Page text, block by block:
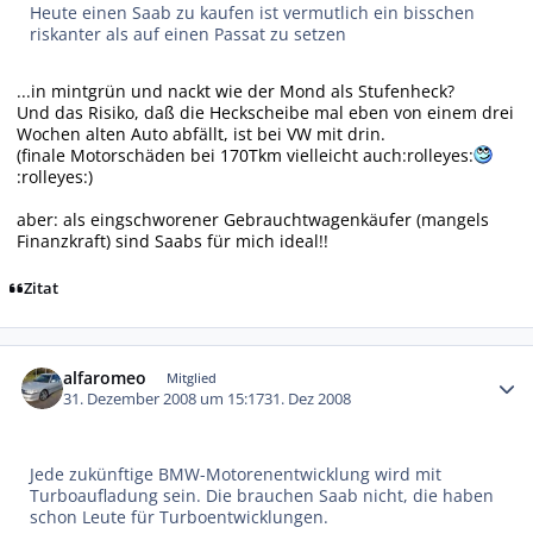
Heute einen Saab zu kaufen ist vermutlich ein bisschen
riskanter als auf einen Passat zu setzen
...in mintgrün und nackt wie der Mond als Stufenheck?
Und das Risiko, daß die Heckscheibe mal eben von einem drei
Wochen alten Auto abfällt, ist bei VW mit drin.
(finale Motorschäden bei 170Tkm vielleicht auch:rolleyes:
:rolleyes:)
aber: als eingschworener Gebrauchtwagenkäufer (mangels
Finanzkraft) sind Saabs für mich ideal!!
Zitat
alfaromeo Mitglied
31. Dezember 2008 um 15:1731. Dez 2008
Jede zukünftige BMW-Motorenentwicklung wird mit
Turboaufladung sein. Die brauchen Saab nicht, die haben
schon Leute für Turboentwicklungen.